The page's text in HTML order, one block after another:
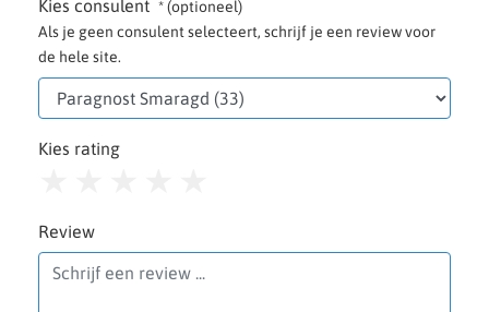
Kies consulent * (optioneel)
Als je geen consulent selecteert, schrijf je een review voor
de hele site.
Kies rating
Review